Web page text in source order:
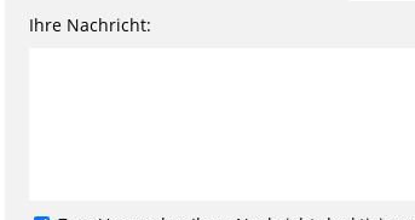
Ihre Nachricht: